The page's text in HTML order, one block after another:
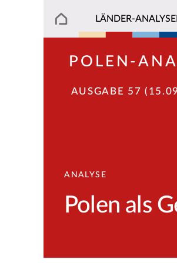
LÄNDER-
POLEN-
AUSGABE 57
ANALYSE
Polen als